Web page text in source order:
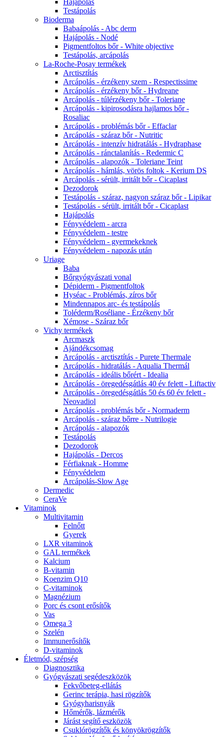
Hajápolás
Testápolás
Bioderma
Babaápolás - Abc derm
Hajápolás - Nodé
Pigmentfoltos bőr - White objective
Testápolás, arcápolás
La-Roche-Posay termékek
Arctisztítás
Arcápolás - érzékeny szem - Respectissime
Arcápolás - érzékeny bőr - Hydreane
Arcápolás - túlérzékeny bőr - Toleriane
Arcápolás - kipirosodásra hajlamos bőr -
Rosaliac
Arcápolás - problémás bőr - Effaclar
Arcápolás - száraz bőr - Nutritic
Arcápolás - intenzív hidratálás - Hydraphase
Arcápolás - ránctalanítás - Redermic C
Arcápolás - alapozók - Toleriane Teint
Arcápolás - hámlás, vörös foltok - Kerium DS
Arcápolás - sérült, irritált bőr - Cicaplast
Dezodorok
Testápolás - száraz, nagyon száraz bőr - Lipikar
Testápolás - sérült, irritált bőr - Cicaplast
Hajápolás
Fényvédelem - arcra
Fényvédelem - testre
Fényvédelem - gyermekeknek
Fényvédelem - napozás után
Uriage
Baba
Bőrgyógyászati vonal
Dépiderm - Pigmentfoltok
Hyséac - Problémás, zíros bőr
Mindennapos arc- és testápolás
Toléderm/Roséliane - Érzékeny bőr
Xémose - Száraz bőr
Vichy termékek
Arcmaszk
Ajándékcsomag
Arcápolás - arctisztítás - Purete Thermale
Arcápolás - hidratálás - Aqualia Thermál
Arcápolás - ideális bőrért - Idealia
Arcápolás - öregedésgátlás 40 év felett - Liftactiv
Arcápolás - öregedésgátlás 50 és 60 év felett -
Neovadiol
Arcápolás - problémás bőr - Normaderm
Arcápolás - száraz bőrre - Nutrilogie
Arcápolás - alapozók
Testápolás
Dezodorok
Hajápolás - Dercos
Férfiaknak - Homme
Fényvédelem
Arcápolás-Slow Age
Dermedic
CeraVe
Vitaminok
Multivitamin
Felnőtt
Gyerek
LXR vitaminok
GAL termékek
Kalcium
B-vitamin
Koenzim Q10
C-vitaminok
Magnézium
Porc és csont erősítők
Vas
Omega 3
Szelén
Immunerősítők
D-vitaminok
Életmód, szépség
Diagnosztika
Gyógyászati segédeszközök
Fekvőbeteg-ellátás
Gerinc terápia, hasi rögzítők
Gyógyharisnyák
Hőmérők, lázmérők
Járást segítő eszközök
Csuklórögzítők és könyökrögzítők